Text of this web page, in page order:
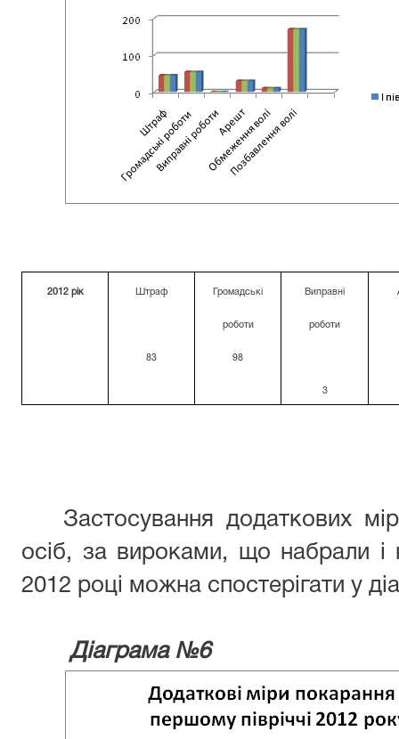
2012 рік Штраф
83
Громадські
роботи
98
Виправні
роботи
3
Застосування додаткових
осіб, за вироками, що набрали і
2012 році можна спостерігати у
Діаграма №6